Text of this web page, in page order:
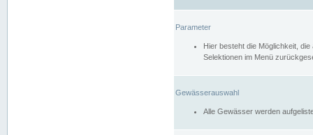
Parameter
Hier besteht die Möglichkeit,
Selektionen im Menü
Gewässerauswahl
Alle Gewässer werden